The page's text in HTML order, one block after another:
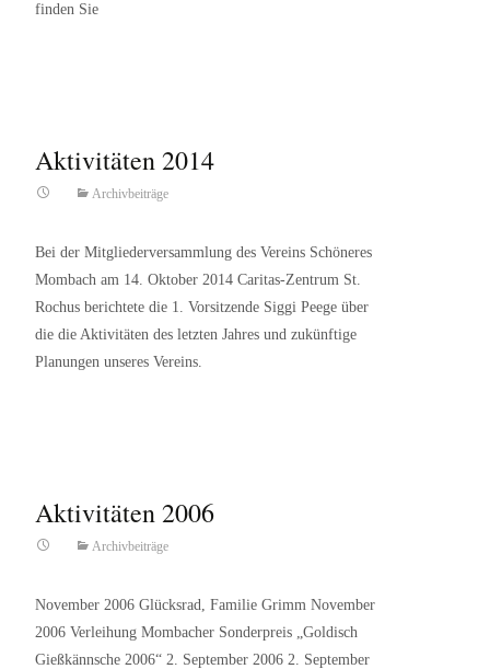
finden Sie
Aktivitäten 2014
Archivbeiträge
Bei der Mitgliederversammlung des Vereins Schöneres
Mombach am 14. Oktober 2014 Caritas-Zentrum St.
Rochus berichtete die 1. Vorsitzende Siggi Peege über
die die Aktivitäten des letzten Jahres und zukünftige
Planungen unseres Vereins.
Aktivitäten 2006
Archivbeiträge
November 2006 Glücksrad, Familie Grimm November
2006 Verleihung Mombacher Sonderpreis „Goldisch
Gießkännsche 2006“ 2. September 2006 2. September